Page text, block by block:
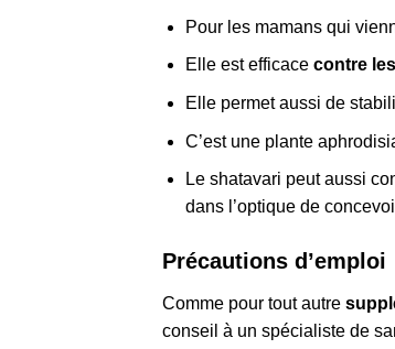
Pour les mamans qui
Elle est efficace contre
Elle permet aussi de
C’est une plante
Le shatavari peut aussi
dans l’optique de
Précautions d’emploi
Comme pour tout autre
conseil à un spécialiste de